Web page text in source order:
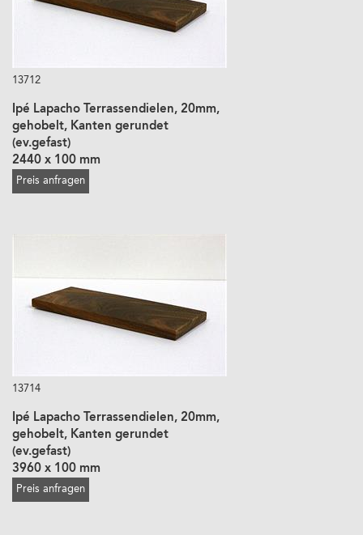
13712
Ipé Lapacho Terrassendielen, 20mm,
gehobelt, Kanten gerundet
(ev.gefast)
2440 x 100 mm
Preis anfragen
13714
Ipé Lapacho Terrassendielen, 20mm,
gehobelt, Kanten gerundet
(ev.gefast)
3960 x 100 mm
Preis anfragen